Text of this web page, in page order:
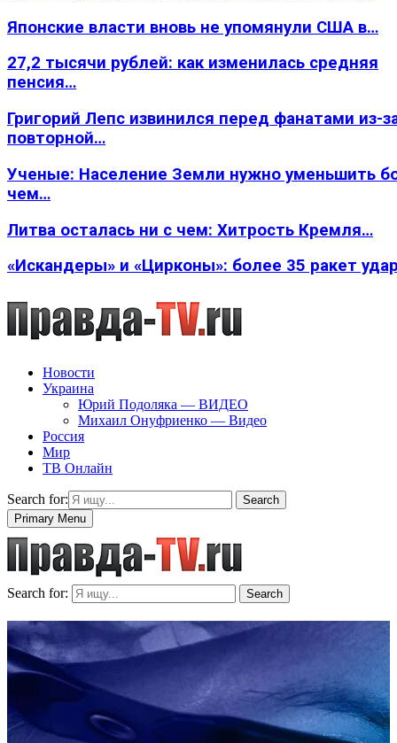
Японские власти вновь не упомянули США в…
27,2 тысячи рублей: как изменилась средняя
пенсия…
Григорий Лепс извинился перед фанатами из-
повторной…
Ученые: Население Земли нужно уменьшить
чем…
Литва осталась ни с чем: Хитрость Кремля…
«Искандеры» и «Цирконы»: более 35 ракет
Новости
Украина
Юрий Подоляка — ВИДЕО
Михаил Онуфриенко — Видео
Россия
Мир
ТВ Онлайн
Search for:
Search
Primary Menu
Search for: Search